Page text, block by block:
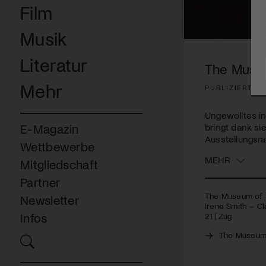
Film
Musik
Literatur
Mehr
E-Magazin
Wettbewerbe
Mitgliedschaft
Partner
Newsletter
Infos
The
PUBLIZIERT
Ungewolltes
bringt dank
MEHR
The Museum of
Irene Smith –
21 | Zug
The